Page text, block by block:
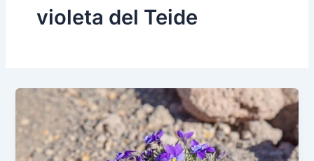
violeta del Teide